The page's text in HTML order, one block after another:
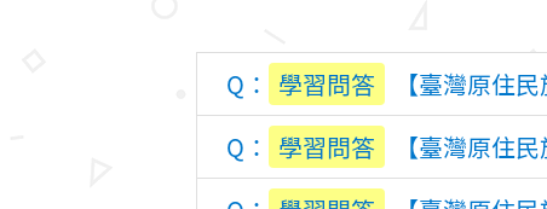
學習問答
【臺灣原住
學習問答
【臺灣原住